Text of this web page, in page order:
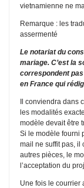
vietnamienne ne
Remarque : les
assermenté
Le notariat du
mariage. C’est la
correspondent pas
en France qui
Il conviendra dans
les modalités
modèle devait être
Si le modèle fourni
mail ne suffit pas, il
autres pièces, le
l’acceptation du
Une fois le courrier